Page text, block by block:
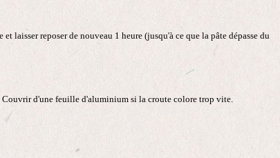
laisser reposer de nouveau 1 heure (jusqu'à ce que la pâte dépasse du
Couvrir d'une feuille d'aluminium si la croute colore trop vite.